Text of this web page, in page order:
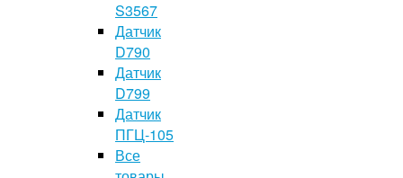
S3567
Датчик
D790
Датчик
D799
Датчик
ПГЦ-105
Все